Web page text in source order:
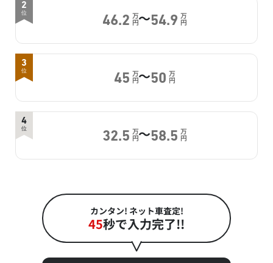
2
位
46.2 万
円～54.9 万
円
3
位
45 万
円～50 万
円
4
位
32.5 万
円～58.5 万
円
カンタン! ネット車査定!
45秒で入力完了!!